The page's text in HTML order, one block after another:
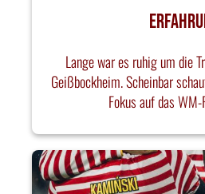
Lange war es ruhig um die
Geißbockheim. Scheinbar
Fokus auf das